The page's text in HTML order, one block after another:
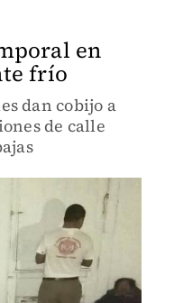
en
frío
dan cobijo a
de calle